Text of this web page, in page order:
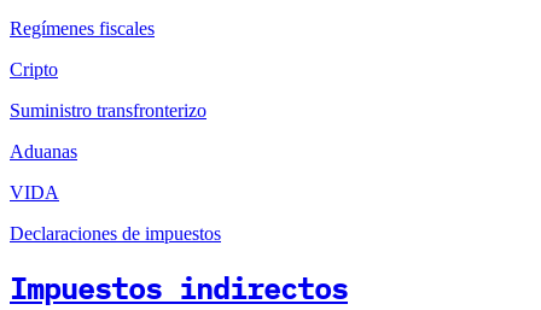
Regímenes fiscales
Cripto
Suministro transfronterizo
Aduanas
VIDA
Declaraciones de impuestos
Impuestos indirectos